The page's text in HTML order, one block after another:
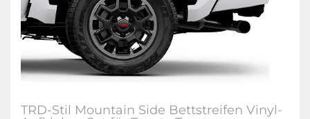
TRD-Stil Mountain Side Bettstreifen Vinyl-